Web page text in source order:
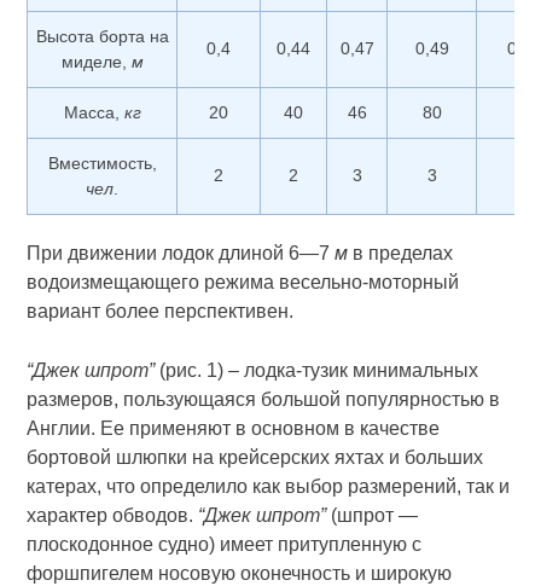
Высота борта на
миделе, м
0,4 0,44 0,47 0,49 0,47
Масса, кг 20 40 46 80
Вместимость,
чел.
2 2 3 3
При движении лодок длиной 6—7м в пределах
водоизмещающего режима весельно-моторный
вариант более перспективен.
“Джек шпрот”(рис. 1) – лодка-тузик минимальных
размеров, пользующаяся большой популярностью в
Англии. Ее применяют в основном в качестве
бортовой шлюпки на крейсерских яхтах и больших
катерах, что определило как выбор размерений, так и
характер обводов. “Джек шпрот”(шпрот —
плоскодонное судно) имеет притупленную с
форшпигелем носовую оконечность и широкую